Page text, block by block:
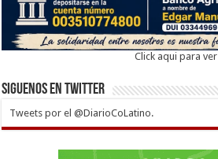
Click aqui para ver
Siguenos en twitter
Tweets por el @DiarioCoLatino.